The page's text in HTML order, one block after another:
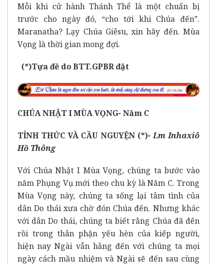
Mỗi khi cử hành Thánh Thể là một chuẩn bị
trước cho ngày đó, “cho tới khi Chúa đến”.
Maranatha? Lạy Chúa Giêsu, xin hãy đến. Mùa
Vọng là thời gian mong đợi.
(*)Tựa đề do BTT.GPBR đặt
CHÚA NHẬT I MÙA VỌNG- Năm C
TỈNH THỨC VÀ CẦU NGUYỆN (*)-Lm Inhaxiô
Hồ Thông
Với Chúa Nhật I Mùa Vọng, chúng ta bước vào
năm Phụng Vụ mới theo chu kỳ là Năm C. Trong
Mùa Vọng này, chúng ta sống lại tâm tình của
dân Do thái xưa chờ đón Chúa đến. Nhưng khác
với dân Do thái, chúng ta biết rằng Chúa đã đến
rồi trong thân phận yếu hèn của kiếp người,
hiện nay Ngài vẫn hằng đến với chúng ta mọi
ngày cách mầu nhiệm và Ngài sẽ đến sau cùng